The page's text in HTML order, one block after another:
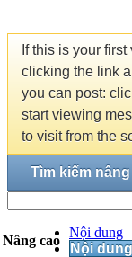
If this is your
clicking the link
you can post:
start viewing
to visit from the
Tìm kiếm
Nâng cao
Nội dung
Nội